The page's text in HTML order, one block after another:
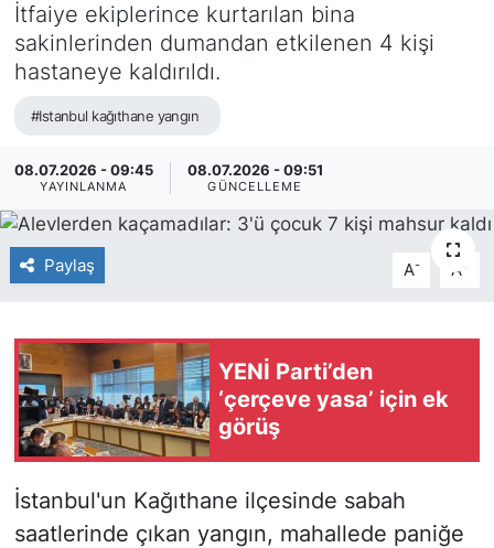
İtfaiye ekiplerince kurtarılan bina
sakinlerinden dumandan etkilenen 4 kişi
hastaneye kaldırıldı.
#Istanbul kağıthane yangın
08.07.2026 - 09:45
YAYINLANMA
08.07.2026 - 09:51
GÜNCELLEME
Paylaş A- A +
YENİ Parti’den
‘çerçeve yasa’ için ek
görüş
İstanbul'un Kağıthane ilçesinde sabah
saatlerinde çıkan yangın, mahallede paniğe
Bilim ve Teknoloji
Son Dakika Haberleri